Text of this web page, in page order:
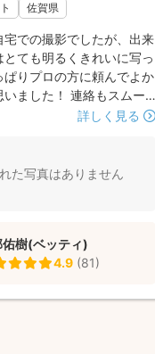
佐賀県
宅での撮影でしたが、出来
とても明るくきれいに写っ
ぱりプロの方に頼んでよか
いました！ 連絡もスムー
染対策も安心できました！
詳しく見る
た写真はありません
佑樹(ベッティ)
4.9 (81)